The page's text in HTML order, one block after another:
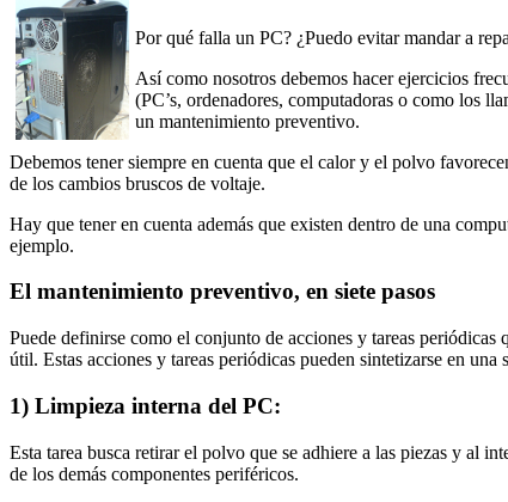
Por qué falla un PC? ¿Puedo evitar mandar a
Así como nosotros debemos hacer ejercicios
(PC’s, ordenadores, computadoras o como los
un mantenimiento preventivo.
Debemos tener siempre en cuenta que el calor y el polvo
de los cambios bruscos de voltaje.
Hay que tener en cuenta además que existen dentro de una
ejemplo.
El mantenimiento preventivo, en siete pasos
Puede definirse como el conjunto de acciones y tareas
útil. Estas acciones y tareas periódicas pueden sintetizarse en una
1) Limpieza interna del PC:
Esta tarea busca retirar el polvo que se adhiere a las piezas y al
de los demás componentes periféricos.